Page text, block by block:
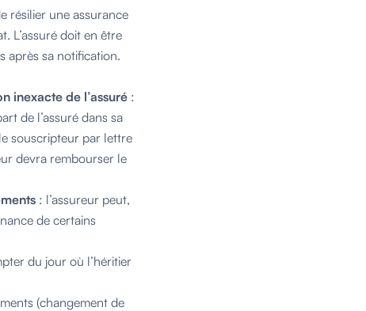
résilier une assurance
L’assuré doit en être
après sa notification.
inexacte de l’assuré :
de l’assuré dans sa
souscripteur par lettre
devra rembourser le
: l’assureur peut,
de certains
du jour où l’héritier
(changement de